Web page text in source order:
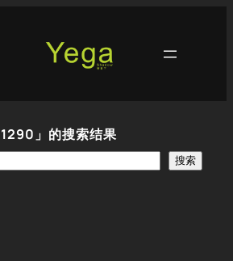
」的搜索结果
搜索